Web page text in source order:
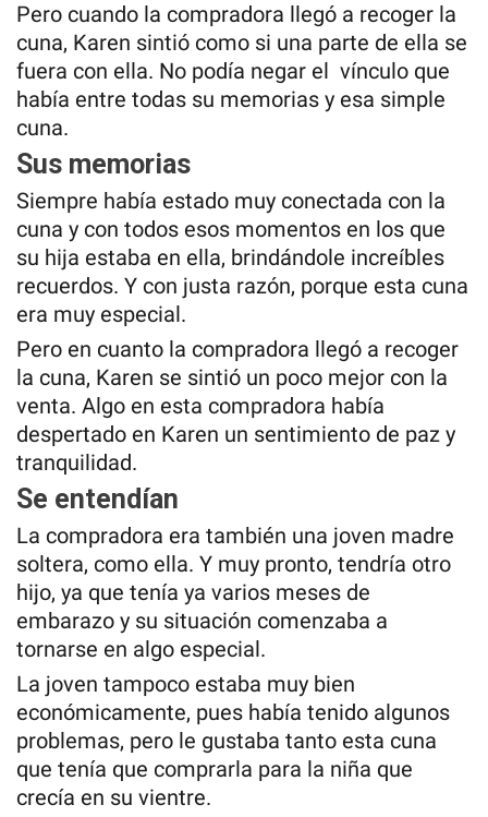
Pero cuando la compradora llegó a recoger la
cuna, Karen sintió como si una parte de ella se
fuera con ella. No podía negar el vínculo que
había entre todas su memorias y esa simple
cuna.
Sus memorias
Siempre había estado muy conectada con la
cuna y con todos esos momentos en los que
su hija estaba en ella, brindándole increíbles
recuerdos. Y con justa razón, porque esta cuna
era muy especial.
Pero en cuanto la compradora llegó a recoger
la cuna, Karen se sintió un poco mejor con la
venta. Algo en esta compradora había
despertado en Karen un sentimiento de paz y
tranquilidad.
Se entendían
La compradora era también una joven madre
soltera, como ella. Y muy pronto, tendría otro
hijo, ya que tenía ya varios meses de
embarazo y su situación comenzaba a
tornarse en algo especial.
La joven tampoco estaba muy bien
económicamente, pues había tenido algunos
problemas, pero le gustaba tanto esta cuna
que tenía que comprarla para la niña que
crecía en su vientre.